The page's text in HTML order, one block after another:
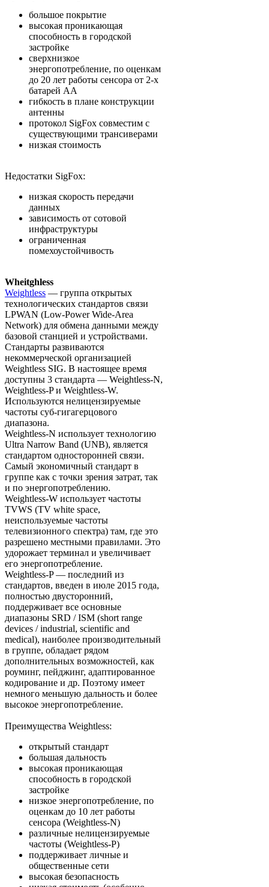
большое покрытие
высокая проникающая
способность в городской
застройке
сверхнизкое
энергопотребление, по оценкам
до 20 лет работы сенсора от 2-х
батарей АА
гибкость в плане конструкции
антенны
протокол SigFox совместим с
существующими трансиверами
низкая стоимость
Недостатки SigFox:
низкая скорость передачи
данных
зависимость от сотовой
инфраструктуры
ограниченная
помехоустойчивость
Wheitghless
Weightless — группа открытых
технологических стандартов связи
LPWAN (Low-Power Wide-Area
Network) для обмена данными между
базовой станцией и устройствами.
Стандарты развиваются
некоммерческой организацией
Weightless SIG. В настоящее время
доступны 3 стандарта — Weightless-N,
Weightless-P и Weightless-W.
Используются нелицензируемые
частоты суб-гигагерцового
диапазона.
Weightless-N использует технологию
Ultra Narrow Band (UNB), является
стандартом односторонней связи.
Самый экономичный стандарт в
группе как с точки зрения затрат, так
и по энергопотреблению.
Weightless-W использует частоты
TVWS (TV white space,
неиспользуемые частоты
телевизионного спектра) там, где это
разрешено местными правилами. Это
удорожает терминал и увеличивает
его энергопотребление.
Weightless-P — последний из
стандартов, введен в июле 2015 года,
полностью двусторонний,
поддерживает все основные
диапазоны SRD / ISM (short range
devices / industrial, scientific and
medical), наиболее производительный
в группе, обладает рядом
дополнительных возможностей, как
роуминг, пейджинг, адаптированное
кодирование и др. Поэтому имеет
немного меньшую дальность и более
высокое энергопотребление.
Преимущества Weightless:
открытый стандарт
большая дальность
высокая проникающая
способность в городской
застройке
низкое энергопотребление, по
оценкам до 10 лет работы
сенсора (Weightless-N)
различные нелицензируемые
частоты (Weightless-P)
поддерживает личные и
общественные сети
высокая безопасность